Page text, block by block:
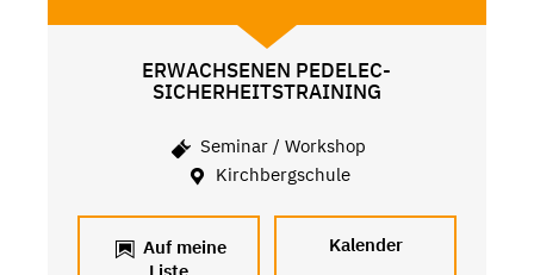
ERWACHSENEN PEDELEC-
SICHERHEITSTRAINING
Seminar / Workshop
Kirchbergschule
Auf meine
Kalender